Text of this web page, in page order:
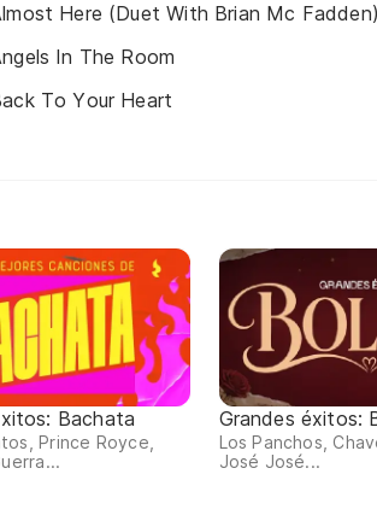
Here (Duet With Brian Mc Fadden)
In The Room
To Your Heart
Bachata
Prince Royce,
Grandes éxitos:
Los Panchos,
José José...